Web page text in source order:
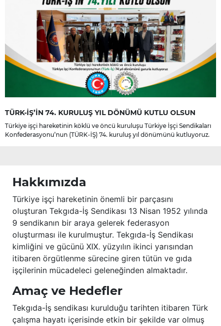
TÜRK-İŞ’İN 74. KURULUŞ YIL DÖNÜMÜ KUTLU OLSUN
Türkiye işçi hareketinin köklü ve öncü kuruluşu Türkiye İşçi Sendikaları
Konfederasyonu’nun (TÜRK-İŞ) 74. kuruluş yıl dönümünü kutluyoruz.
Hakkımızda
Türkiye işçi hareketinin önemli bir parçasını
oluşturan Tekgıda-İş Sendikası 13 Nisan 1952 yılında
9 sendikanın bir araya gelerek federasyon
oluşturması ile kurulmuştur. Tekgıda-İş Sendikası
kimliğini ve gücünü XIX. yüzyılın ikinci yarısından
itibaren örgütlenme sürecine giren tütün ve gıda
işçilerinin mücadeleci geleneğinden almaktadır.
Amaç ve Hedefler
Tekgıda-İş sendikası kurulduğu tarihten itibaren Türk
çalışma hayatı içerisinde etkin bir şekilde var olmuş